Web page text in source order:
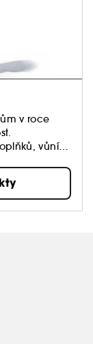
v roce
vůní,